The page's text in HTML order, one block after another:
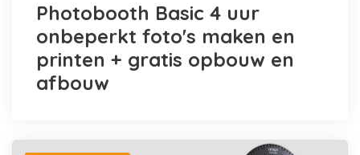
Photobooth Basic 4 uur
onbeperkt foto's maken en
printen + gratis opbouw en
afbouw